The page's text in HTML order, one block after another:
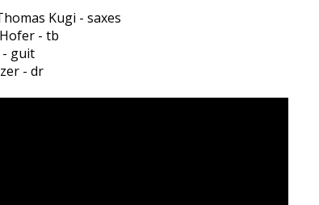
Kugi - saxes
- tb
- guit
- dr